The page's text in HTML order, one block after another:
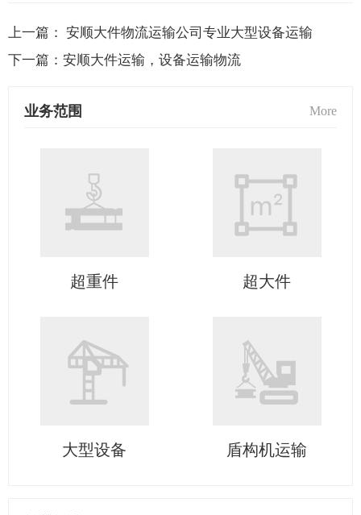
上一篇： 安顺大件物流运输公司专业大型设备运输
下一篇： 安顺大件运输，设备运输物流
业务范围 More
超重件 超大件
大型设备 盾构机运输